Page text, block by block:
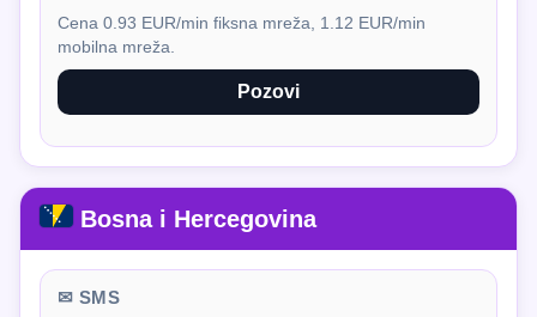
Cena 0.93 EUR/min fiksna mreža, 1.12 EUR/min
mobilna mreža.
Pozovi
Bosna i Hercegovina
✉ SMS